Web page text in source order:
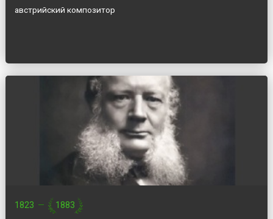
австрийский композитор
1823 — 1883